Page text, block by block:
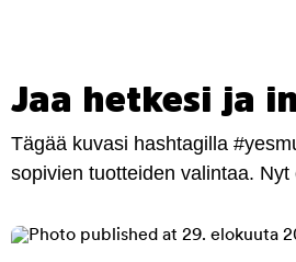
Jaa hetkesi ja
Tägää kuvasi hashtagilla
sopivien tuotteiden valintaa.